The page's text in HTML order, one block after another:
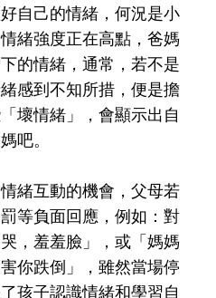
自己的情緒，何況是小
緒強度正在高點，爸媽
的情緒，通常，若不是
感到不知所措，便是擔
壞情緒」，會顯示出自
吧。
緒互動的機會，父母若
等負面回應，例如：對
，羞羞臉」，或「媽媽
你跌倒」，雖然當場停
孩子認識情緒和學習自